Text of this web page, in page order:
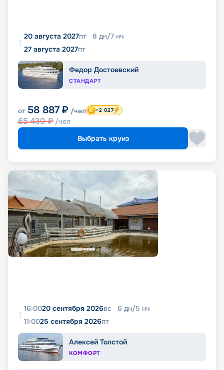
20 августа 2027пт 8 дн/7 нч
27 августа 2027пт
Федор Достоевский
СТАНДАРТ
от 58 887 ₽ /чел
65 430₽ /чел
+2 027
Выбрать круиз
16:0020 сентября 2026вс 6 дн/5 нч
11:0025 сентября 2026пт
Алексей Толстой
КОМФОРТ